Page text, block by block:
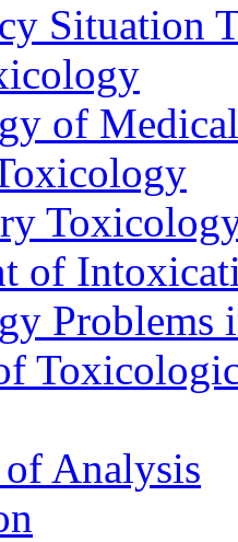
Situation
of
of
Problems
Analysis